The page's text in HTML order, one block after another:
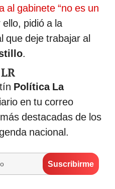
al gabinete “no es un
ello, pidió a la
que deje trabajar al
.
Política La
en tu correo
destacadas de los
nacional.